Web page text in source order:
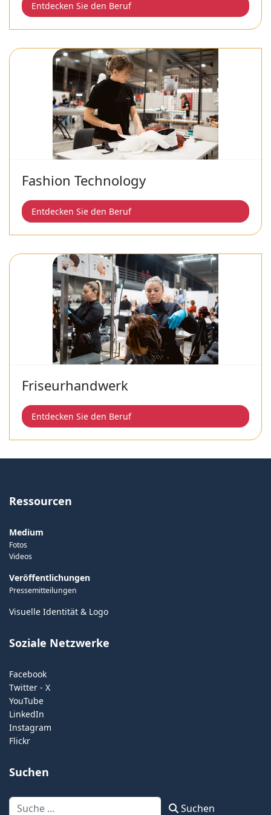
Entdecken Sie den Beruf
Fashion Technology
Entdecken Sie den Beruf
Friseurhandwerk
Entdecken Sie den Beruf
Ressourcen
Medium
Fotos
Videos
Veröffentlichungen
Pressemitteilungen
Visuelle Identität & Logo
Soziale Netzwerke
Facebook
Twitter - X
YouTube
LinkedIn
Instagram
Flickr
Suchen
Suchen Suchen